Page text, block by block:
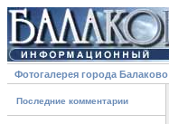
Фотогалерея города Балаково
Последние комментарии